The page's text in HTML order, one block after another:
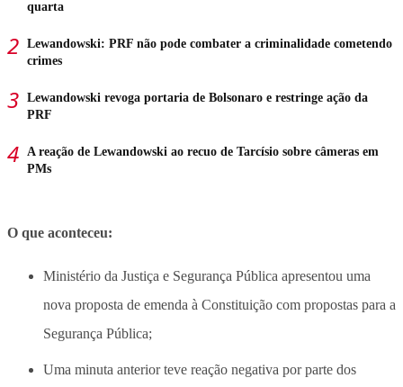
quarta
Lewandowski: PRF não pode combater a criminalidade cometendo
crimes
Lewandowski revoga portaria de Bolsonaro e restringe ação da
PRF
A reação de Lewandowski ao recuo de Tarcísio sobre câmeras em
PMs
O que aconteceu:
Ministério da Justiça e Segurança Pública apresentou uma
nova proposta de emenda à Constituição com propostas para a
Segurança Pública;
Uma minuta anterior teve reação negativa por parte dos